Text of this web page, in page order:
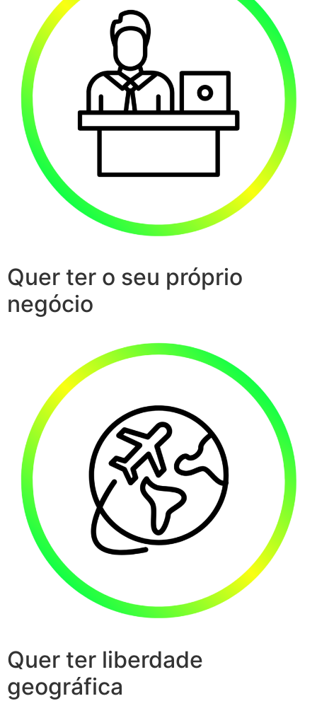
Quer ter o seu próprio
negócio
Quer ter liberdade
geográfica